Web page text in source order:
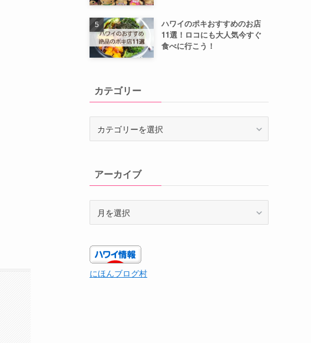
ハワイのポキおすすめのお店
11選！ロコにも大人気今すぐ
食べに行こう！
カテゴリー
ーアーカイブ
イ
ブ
にほんブログ村